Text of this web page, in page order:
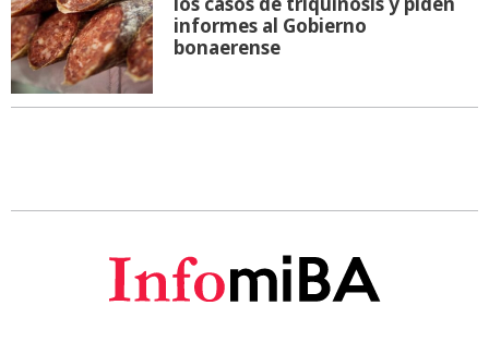
informes al Gobierno
bonaerense